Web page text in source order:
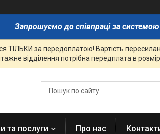
Запрошуємо до співпраці за
ТІЛЬКИ за передоплатою! Вартість
відділення потрібна передплата в
та послуги Про нас